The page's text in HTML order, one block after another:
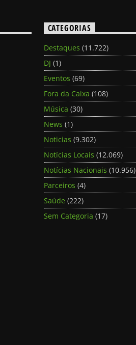
CATEGORIAS
Destaques (11.722)
DJ (1)
Eventos (69)
Fora da Caixa (108)
Música (30)
News (1)
Noticias (9.302)
Notícias Locais (12.069)
Notícias Nacionais (10.956)
Parceiros (4)
Saúde (222)
Sem Categoria (17)